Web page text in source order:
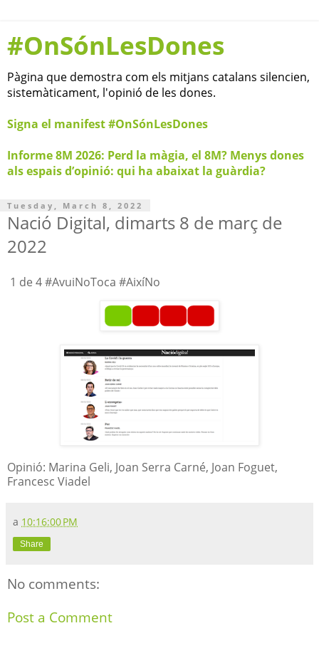
#OnSónLesDones
Pàgina que demostra com els mitjans catalans silencien,
sistemàticament, l'opinió de les dones.
Signa el manifest #OnSónLesDones
Informe 8M 2026: Perd la màgia, el 8M? Menys dones
als espais d’opinió: qui ha abaixat la guàrdia?
Tuesday, March 8, 2022
Nació Digital, dimarts 8 de març de
2022
1 de 4 #AvuiNoToca #AixíNo
Opinió: Marina Geli, Joan Serra Carné, Joan Foguet,
Francesc Viadel
a 10:16:00 PM
Share
No comments:
Post a Comment